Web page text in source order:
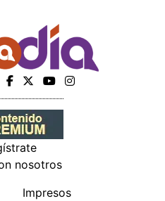
nosotros
Impresos